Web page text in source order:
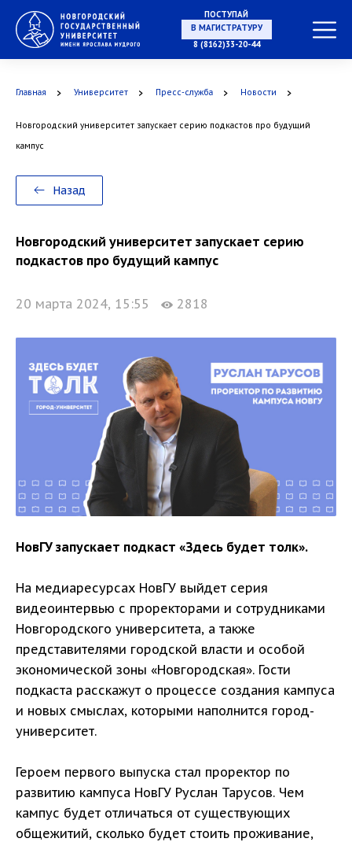
ПОСТУПАЙ
В МАГИСТРАТУРУ
8 (8162)33-20-44
Главная Университет Пресс-служба Новости
Новгородский университет запускает серию подкастов про будущий
кампус
Назад
Новгородский университет запускает серию
подкастов про будущий кампус
20 марта 2024, 15:55 2818
НовГУ запускает подкаст «Здесь будет толк».
На медиаресурсах НовГУ выйдет серия
видеоинтервью с проректорами и сотрудниками
Новгородского университета, а также
представителями городской власти и особой
экономической зоны «Новгородская». Гости
подкаста расскажут о процессе создания кампуса
и новых смыслах, которыми наполнится город-
университет.
Героем первого выпуска стал проректор по
развитию кампуса НовГУ Руслан Тарусов. Чем
кампус будет отличаться от существующих
общежитий, сколько будет стоить проживание,